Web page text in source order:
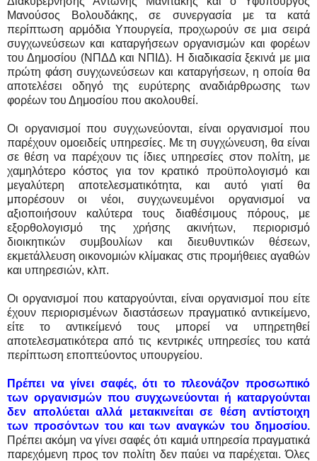
Μανούσος Βολουδάκης, σε συνεργασία με τα κατά
περίπτωση αρμόδια Υπουργεία, προχωρούν σε μια σειρά
συγχωνεύσεων και καταργήσεων οργανισμών και φορέων
του Δημοσίου (ΝΠΔΔ και ΝΠΙΔ). Η διαδικασία ξεκινά με μια
πρώτη φάση συγχωνεύσεων και καταργήσεων, η οποία θα
αποτελέσει οδηγό της ευρύτερης αναδιάρθρωσης των
φορέων του Δημοσίου που ακολουθεί.
Oι οργανισμοί που συγχωνεύονται, είναι οργανισμοί που
παρέχουν ομοειδείς υπηρεσίες. Mε τη συγχώνευση, θα είναι
σε θέση να παρέχουν τις ίδιες υπηρεσίες στον πολίτη, με
χαμηλότερο κόστος για τον κρατικό προϋπολογισμό και
μεγαλύτερη αποτελεσματικότητα, και αυτό γιατί θα
μπορέσουν οι νέοι, συγχωνευμένοι οργανισμοί να
αξιοποιήσουν καλύτερα τους διαθέσιμους πόρους, με
εξορθολογισμό της χρήσης ακινήτων, περιορισμό
διοικητικών συμβουλίων και διευθυντικών θέσεων,
εκμετάλλευση οικονομιών κλίμακας στις προμήθειες αγαθών
και υπηρεσιών, κλπ.
Οι οργανισμοί που καταργούνται, είναι οργανισμοί που είτε
έχουν περιορισμένων διαστάσεων πραγματικό αντικείμενο,
είτε το αντικείμενό τους μπορεί να υπηρετηθεί
αποτελεσματικότερα από τις κεντρικές υπηρεσίες του κατά
περίπτωση εποπτεύοντος υπουργείου.
Πρέπει να γίνει σαφές, ότι το πλεονάζον προσωπικό
των οργανισμών που συγχωνεύονται ή καταργούνται
δεν απολύεται αλλά μετακινείται σε θέση αντίστοιχη
των προσόντων του και των αναγκών του δημοσίου.
Πρέπει ακόμη να γίνει σαφές ότι καμιά υπηρεσία πραγματικά
παρεχόμενη προς τον πολίτη δεν παύει να παρέχεται. Όλες